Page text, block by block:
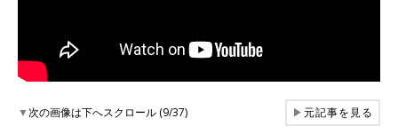
▼次の画像は下へスクロール (9/37) ▶元記事を見る